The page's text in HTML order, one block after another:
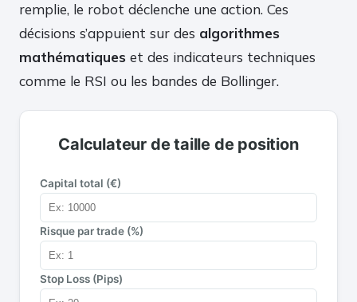
remplie, le robot déclenche une action. Ces
décisions s’appuient sur des algorithmes
mathématiques et des indicateurs techniques
comme le RSI ou les bandes de Bollinger.
Calculateur de taille de position
Capital total (€)
Risque par trade (%)
Stop Loss (Pips)